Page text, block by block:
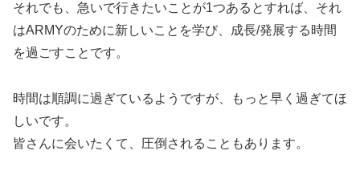
それでも、急いで行きたいことが1つあるとすれば、それ
はARMYのために新しいことを学び、成長/発展する時間
を過ごすことです。
時間は順調に過ぎているようですが、もっと早く過ぎてほ
しいです。
皆さんに会いたくて、圧倒されることもあります。